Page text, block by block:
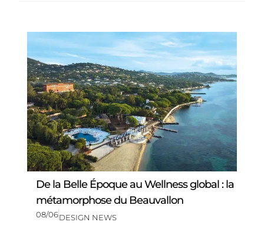
De la Belle Époque au Wellness global : la
métamorphose du Beauvallon
08/06DESIGN NEWS